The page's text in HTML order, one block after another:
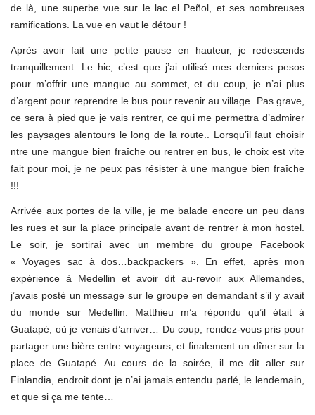
de là, une superbe vue sur le lac el Peñol, et ses nombreuses
ramifications. La vue en vaut le détour !
Après avoir fait une petite pause en hauteur, je redescends
tranquillement. Le hic, c’est que j’ai utilisé mes derniers pesos
pour m’offrir une mangue au sommet, et du coup, je n’ai plus
d’argent pour reprendre le bus pour revenir au village. Pas grave,
ce sera à pied que je vais rentrer, ce qui me permettra d’admirer
les paysages alentours le long de la route.. Lorsqu’il faut choisir
ntre une mangue bien fraîche ou rentrer en bus, le choix est vite
fait pour moi, je ne peux pas résister à une mangue bien fraîche
!!!
Arrivée aux portes de la ville, je me balade encore un peu dans
les rues et sur la place principale avant de rentrer à mon hostel.
Le soir, je sortirai avec un membre du groupe Facebook
« Voyages sac à dos…backpackers ». En effet, après mon
expérience à Medellin et avoir dit au-revoir aux Allemandes,
j’avais posté un message sur le groupe en demandant s’il y avait
du monde sur Medellin. Matthieu m’a répondu qu’il était à
Guatapé, où je venais d’arriver… Du coup, rendez-vous pris pour
partager une bière entre voyageurs, et finalement un dîner sur la
place de Guatapé. Au cours de la soirée, il me dit aller sur
Finlandia, endroit dont je n’ai jamais entendu parlé, le lendemain,
et que si ça me tente…